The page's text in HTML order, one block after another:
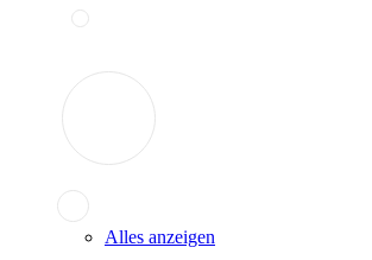
Alles anzeigen